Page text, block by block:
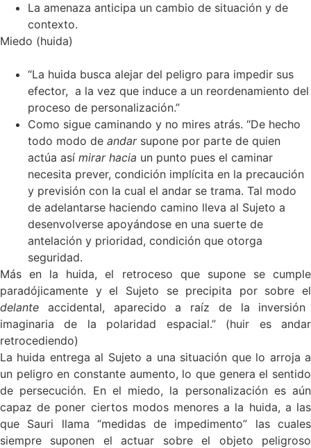
La amenaza anticipa un cambio de situación y de
contexto.
Miedo (huida)
“La huida busca alejar del peligro para impedir sus
efector, a la vez que induce a un reordenamiento del
proceso de personalización.”
Como sigue caminando y no mires atrás. “De hecho
todo modo de andarsupone por parte de quien
actúa así mirar hacia un punto pues el caminar
necesita prever, condición implícita en la precaución
y previsión con la cual el andar se trama. Tal modo
de adelantarse haciendo camino lleva al Sujeto a
desenvolverse apoyándose en una suerte de
antelación y prioridad, condición que otorga
seguridad.
Más en la huida, el retroceso que supone se cumple
paradójicamente y el Sujeto se precipita por sobre el
delante accidental, aparecido a raíz de la inversión
imaginaria de la polaridad espacial.” (huir es andar
retrocediendo)
La huida entrega al Sujeto a una situación que lo arroja a
un peligro en constante aumento, lo que genera el sentido
de persecución. En el miedo, la personalización es aún
capaz de poner ciertos modos menores a la huida, a las
que Sauri llama “medidas de impedimento” las cuales
siempre suponen el actuar sobre el objeto peligroso